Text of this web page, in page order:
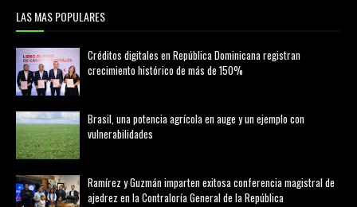
LAS MAS POPULARES
Créditos digitales en República Dominicana registran
crecimiento histórico de más de 150%
Brasil, una potencia agrícola en auge y un ejemplo con
vulnerabilidades
Ramírez y Guzmán imparten exitosa conferencia magistral de
ajedrez en la Contraloría General de la República